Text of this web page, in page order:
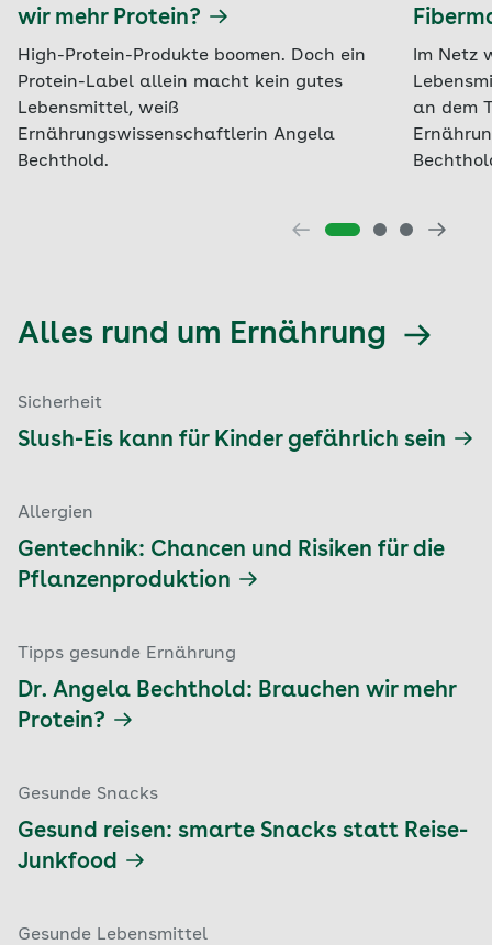
wir mehr Protein?
High-Protein-Produkte boomen. Doch ein
Protein-Label allein macht kein gutes
Lebensmittel, weiß
Ernährungswissenschaftlerin Angela
Bechthold.
Im Netz
an dem
Alles rund um Ernährung
Sicherheit
Slush-Eis kann für Kinder gefährlich sein
Allergien
Gentechnik: Chancen und Risiken für die
Pflanzenproduktion
Tipps gesunde Ernährung
Dr. Angela Bechthold: Brauchen wir mehr
Protein?
Gesunde Snacks
Gesund reisen: smarte Snacks statt Reise-
Junkfood
Gesunde Lebensmittel